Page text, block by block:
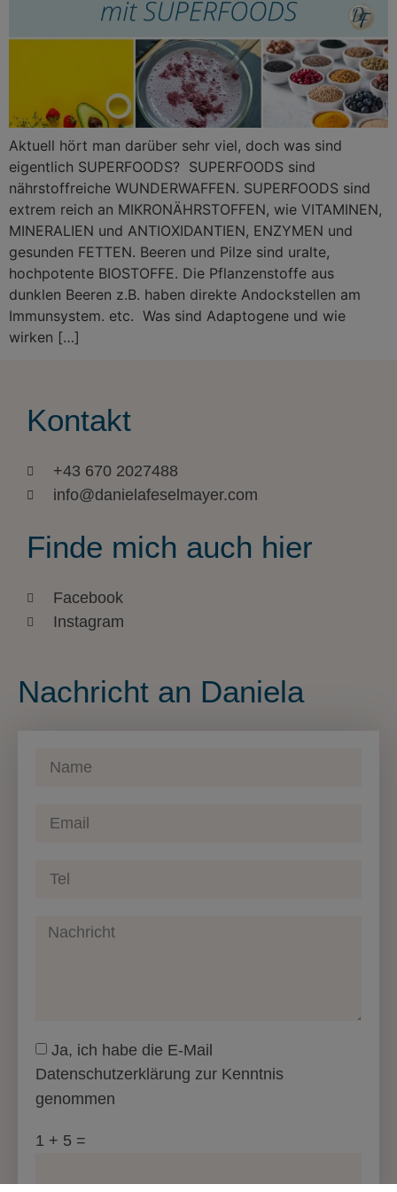
Aktuell hört man darüber sehr viel, doch was sind
eigentlich SUPERFOODS? SUPERFOODS sind
nährstoffreiche WUNDERWAFFEN. SUPERFOODS sind
extrem reich an MIKRONÄHRSTOFFEN, wie VITAMINEN,
MINERALIEN und ANTIOXIDANTIEN, ENZYMEN und
gesunden FETTEN. Beeren und Pilze sind uralte,
hochpotente BIOSTOFFE. Die Pflanzenstoffe aus
dunklen Beeren z.B. haben direkte Andockstellen am
Immunsystem. etc. Was sind Adaptogene und wie
wirken […]
Kontakt
+43 670 2027488
info@danielafeselmayer.com
Finde mich auch hier
Facebook
Instagram
Nachricht an Daniela
Ja, ich habe die E-Mail
Datenschutzerklärung zur Kenntnis
genommen
1 + 5 =